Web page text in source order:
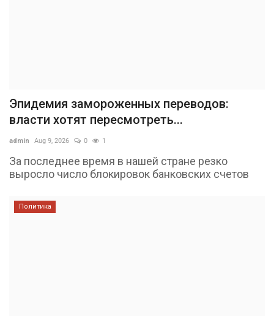
Эпидемия замороженных переводов:
власти хотят пересмотреть...
admin Aug 9, 2026 0 1
За последнее время в нашей стране резко
выросло число блокировок банковских счетов
Политика